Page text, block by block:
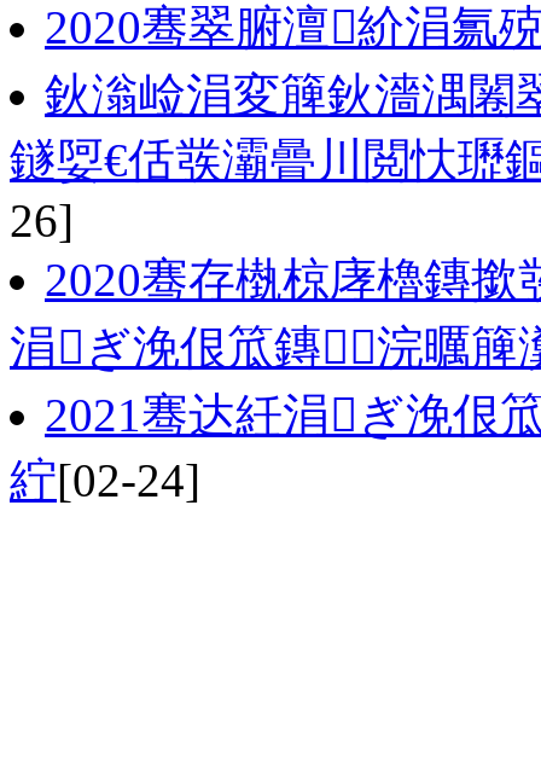
2020骞翠腑澶紒涓氱
鈥滃崄涓変簲鈥濇湡闂
鐩娿€佸彂灞曡川閲忕瓑
26]
2020骞存槸椋庨櫓鏄
涓ぎ浼佷笟鏄浣曞
2021骞达紝涓ぎ浼佷
紵[02-24]